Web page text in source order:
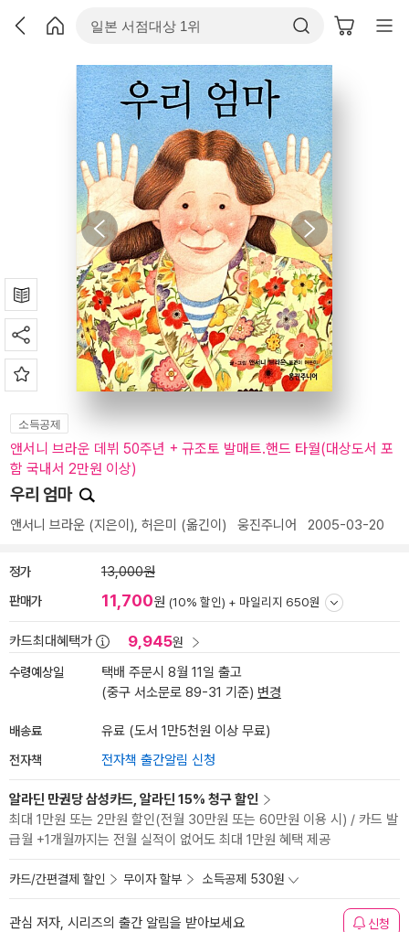
소득공제
앤서니 브라운 데뷔 50주년 + 규조토 발매트.핸드 타월(대상도서 포
함 국내서 2만원 이상)
우리 엄마
앤서니 브라운 (지은이), 허은미 (옮긴이) 웅진주니어 2005-03-20
정가 13,000원
판매가 11,700원 (10% 할인) + 마일리지 650원
카드최대혜택가 9,945원
수령예상일
택배 주문시 8월 11일 출고
(중구 서소문로 89-31 기준) 변경
배송료 유료 (도서 1만5천원 이상 무료)
전자책 전자책 출간알림 신청
알라딘 만권당 삼성카드, 알라딘 15% 청구 할인
최대 1만원 또는 2만원 할인(전월 30만원 또는 60만원 이용 시) / 카드 발
급월 +1개월까지는 전월 실적이 없어도 최대 1만원 혜택 제공
카드/간편결제 할인 무이자 할부 소득공제 530원
관심 저자, 시리즈의 출간 알림을 받아보세요 신청